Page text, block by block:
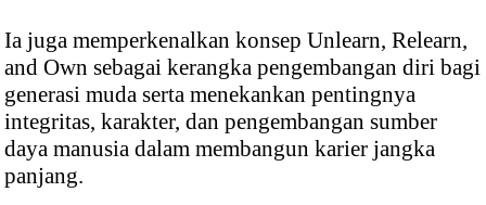
Ia juga memperkenalkan konsep Unlearn, Relearn,
and Own sebagai kerangka pengembangan diri bagi
generasi muda serta menekankan pentingnya
integritas, karakter, dan pengembangan sumber
daya manusia dalam membangun karier jangka
panjang.